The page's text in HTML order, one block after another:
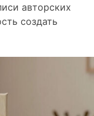
авторских
создать